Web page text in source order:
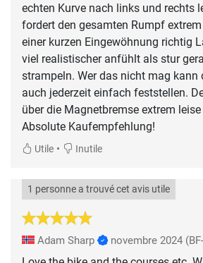
echten Kurve nach links und rechts
fordert den gesamten Rumpf
einer kurzen Eingewöhnung richtig
viel realistischer anfühlt als stur
strampeln. Wer das nicht mag kann
auch jederzeit einfach feststellen.
über die Magnetbremse extrem
Absolute Kaufempfehlung!
Utile • Inutile
1 personne a trouvé cet avis utile
Adam Sharp novembre 2024